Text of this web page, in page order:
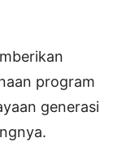
program
generasi